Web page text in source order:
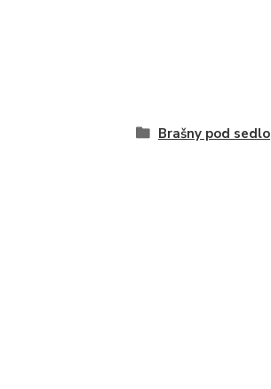
Brašny pod sedlo